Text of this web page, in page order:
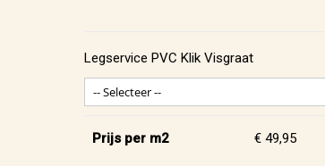
Legservice PVC Klik Visgraat
Prijs per m2 € 49,95